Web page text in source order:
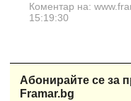
Коментар на:
15:19:30
Абонирайте се за
Framar.bg